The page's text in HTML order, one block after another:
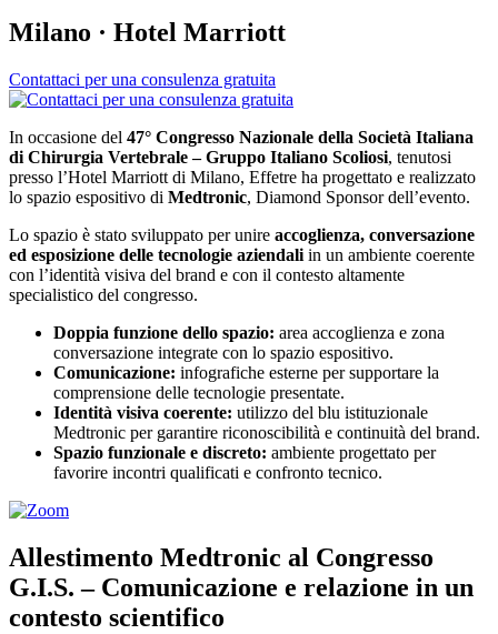
Milano · Hotel Marriott
Contattaci per una consulenza gratuita
In occasione del 47° Congresso Nazionale della Società Italiana
di Chirurgia Vertebrale – Gruppo Italiano Scoliosi, tenutosi
presso l’Hotel Marriott di Milano, Effetre ha progettato e realizzato
lo spazio espositivo di Medtronic, Diamond Sponsor dell’evento.
Lo spazio è stato sviluppato per unire accoglienza, conversazione
ed esposizione delle tecnologie aziendali in un ambiente coerente
con l’identità visiva del brand e con il contesto altamente
specialistico del congresso.
Doppia funzione dello spazio: area accoglienza e zona
conversazione integrate con lo spazio espositivo.
Comunicazione: infografiche esterne per supportare la
comprensione delle tecnologie presentate.
Identità visiva coerente: utilizzo del blu istituzionale
Medtronic per garantire riconoscibilità e continuità del brand.
Spazio funzionale e discreto: ambiente progettato per
favorire incontri qualificati e confronto tecnico.
Allestimento Medtronic al Congresso
G.I.S. – Comunicazione e relazione in un
contesto scientifico